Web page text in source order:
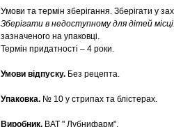
Умови та термін зберігання. Зберігати у
Зберігати в недоступному для дітей
зазначеного на упаковці.
Термін придатності – 4 роки.
Умови відпуску. Без рецепта.
Упаковка. № 10 у стрипах та блістерах.
Виробник. ВАТ " Лубнифарм".